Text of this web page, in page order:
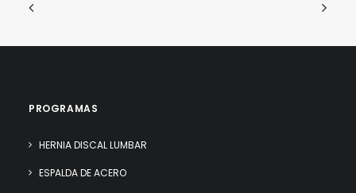
PROGRAMAS
HERNIA DISCAL LUMBAR
ESPALDA DE ACERO